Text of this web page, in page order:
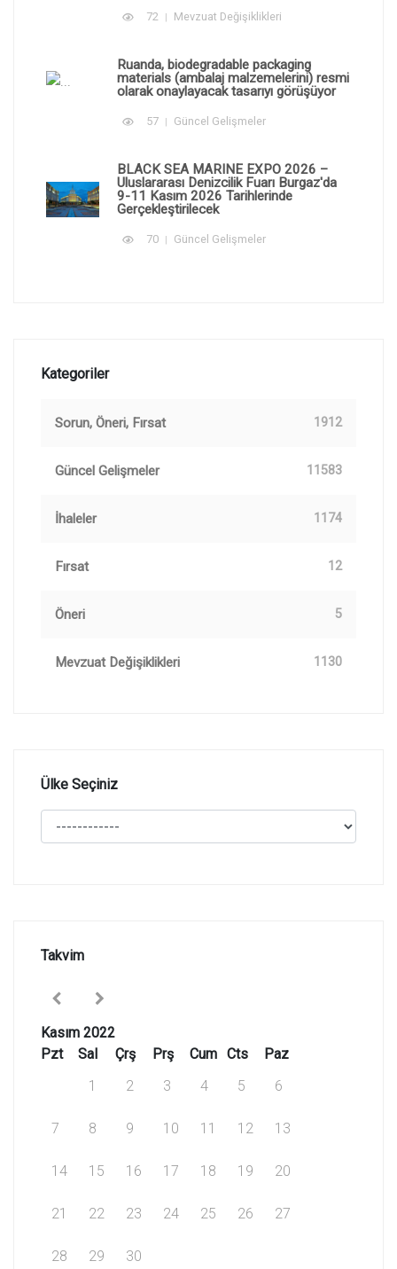
72 Mevzuat Değişiklikleri
Ruanda, biodegradable packaging
materials (ambalaj malzemelerini) resmi
olarak onaylayacak tasarıyı görüşüyor
57 Güncel Gelişmeler
BLACK SEA MARINE EXPO 2026 –
Uluslararası Denizcilik Fuarı Burgaz'da
9-11 Kasım 2026 Tarihlerinde
Gerçekleştirilecek
70 Güncel Gelişmeler
Kategoriler
Sorun, Öneri, Fırsat 1912
Güncel Gelişmeler 11583
İhaleler 1174
Fırsat 12
Öneri 5
Mevzuat Değişiklikleri 1130
Ülke Seçiniz
Takvim
Kasım 2022
Pzt
Sal Çrş Prş Cum Cts
Paz
1
2 3 4 5 6
7 8 9 10 11 12 13
14 15 16 17 18 19 20
21 22 23 24 25 26 27
28 29 30